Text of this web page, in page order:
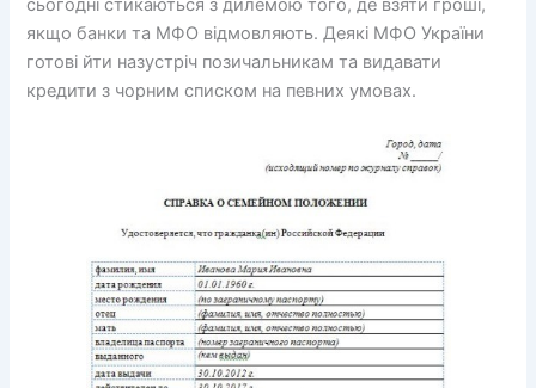
сьогодні стикаються з дилемою того, де взяти гроші,
якщо банки та МФО відмовляють. Деякі МФО України
готові йти назустріч позичальникам та видавати
кредити з чорним списком на певних умовах.